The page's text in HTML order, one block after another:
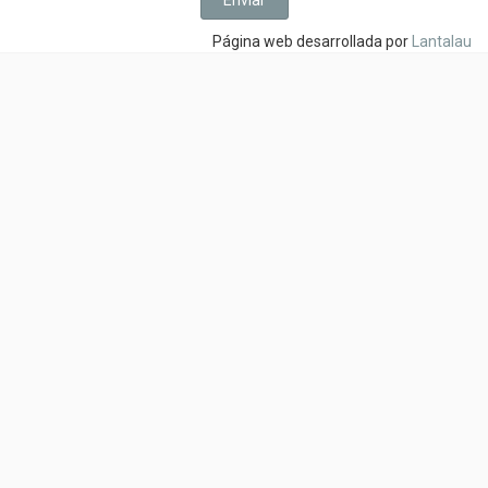
Página web desarrollada por Lantalau